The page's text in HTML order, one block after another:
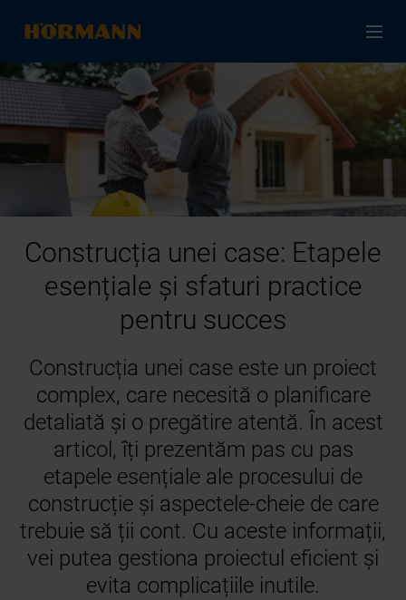
Construcția unei case: Etapele
esențiale și sfaturi practice
pentru succes
Construcția unei case este un proiect
complex, care necesită o planificare
detaliată și o pregătire atentă. În acest
articol, îți prezentăm pas cu pas
etapele esențiale ale procesului de
construcție și aspectele-cheie de care
trebuie să ții cont. Cu aceste informații,
vei putea gestiona proiectul eficient și
evita complicațiile inutile.